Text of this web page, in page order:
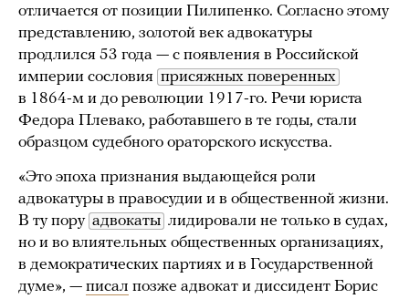
отличается от позиции Пилипенко. Согласно этому
представлению, золотой век адвокатуры
продлился 53 года — с появления в Российской
империи сословия присяжных поверенных
в 1864-м и до революции 1917-го. Речи юриста
Федора Плевако, работавшего в те годы, стали
образцом судебного ораторского искусства.
«Это эпоха признания выдающейся роли
адвокатуры в правосудии и в общественной жизни.
В ту пору адвокаты лидировали не только в судах,
но и во влиятельных общественных организациях,
в демократических партиях и в Государственной
думе», — писал позже адвокат и диссидент Борис